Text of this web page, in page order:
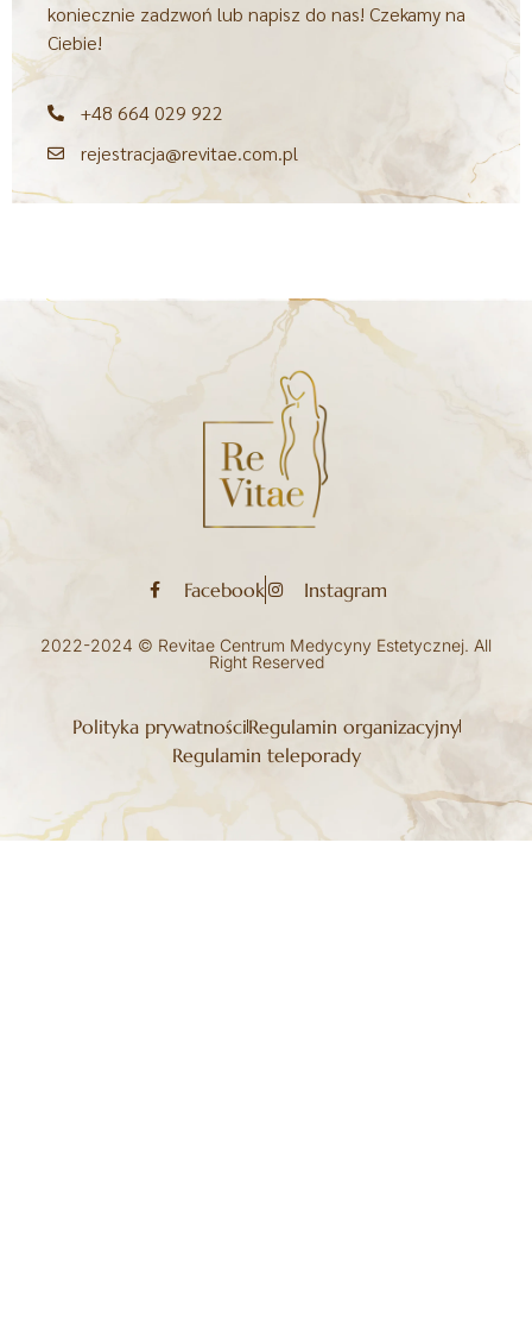
koniecznie zadzwoń lub napisz do nas! Czekamy na
Ciebie!
+48 664 029 922
rejestracja@revitae.com.pl
Facebook Instagram
2022-2024 © Revitae Centrum Medycyny Estetycznej. All
Right Reserved
Polityka prywatnościRegulamin organizacyjny
Regulamin teleporady